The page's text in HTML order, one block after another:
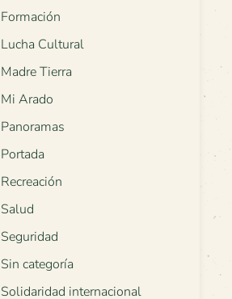
Formación
Lucha Cultural
Madre Tierra
Mi Arado
Panoramas
Portada
Recreación
Salud
Seguridad
Sin categoría
Solidaridad internacional